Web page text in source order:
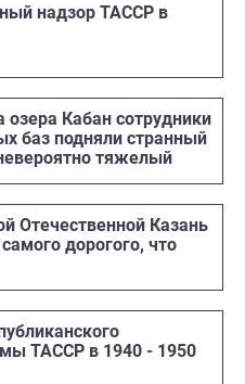
надзор ТАССР в
озера Кабан сотрудники
баз подняли странный
тяжелый
Отечественной Казань
дорогого, что
ТАССР в 1940 - 1950